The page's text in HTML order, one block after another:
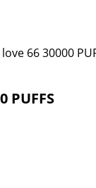
66 30000
PUFFS